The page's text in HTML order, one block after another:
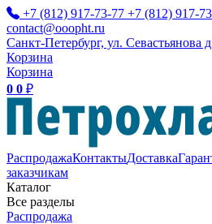
+7 (812) 917-73-77 +7 (812) 917-
contact@ooopht.ru
Санкт-Петербург, ул. Севастьянова
Корзина
Корзина
0 0 ₽
РаспродажаКонтактыДоставка
заказчикам
Каталог
Все разделы
Распродажа